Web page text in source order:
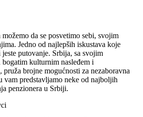
da se posvetimo sebi, svojim
Jedno od najlepših iskustava koje
putovanje. Srbija, sa svojim
kulturnim nasleđem i
brojne mogućnosti za nezaboravna
vam predstavljamo neke od najboljih
penzionera u Srbiji.